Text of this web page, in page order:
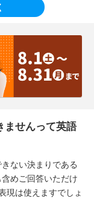
ませんって英語
ない決まりである
めご回答いただけ
現は使えますでしょ